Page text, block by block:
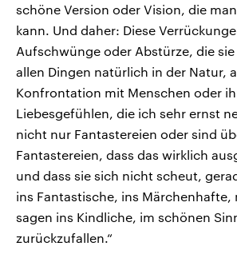
schöne Version oder Vision, die
kann. Und daher: Diese
Aufschwünge oder Abstürze, die
allen Dingen natürlich in der Natur,
Konfrontation mit Menschen oder
Liebesgefühlen, die ich sehr ernst
nicht nur Fantastereien oder sind
Fantastereien, dass das wirklich
und dass sie sich nicht scheut,
ins Fantastische, ins Märchenhafte,
sagen ins Kindliche, im schönen
zurückzufallen.“